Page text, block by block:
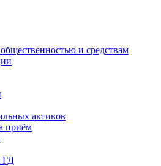
и средствам
активов
приём
ГД